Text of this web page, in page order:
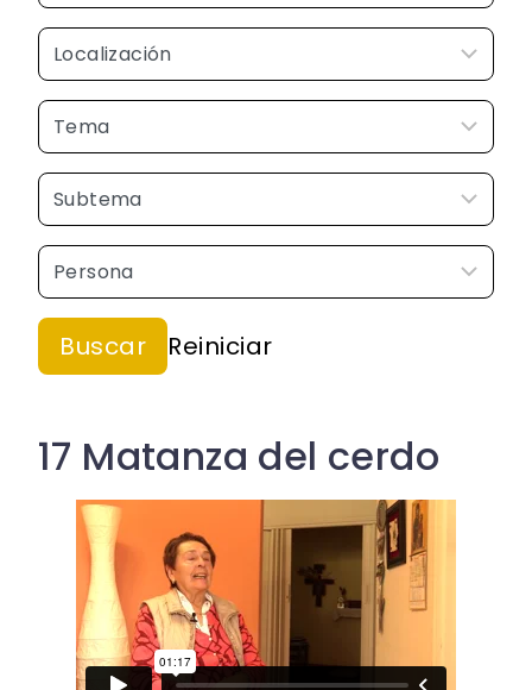
17 Matanza del cerdo